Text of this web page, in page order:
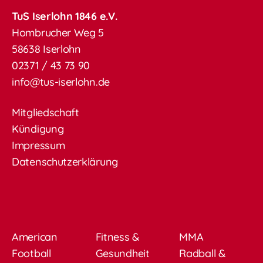
TuS Iserlohn 1846 e.V.
Hombrucher Weg 5
58638 Iserlohn
02371 / 43 73 90
info@tus-iserlohn.de
Mitgliedschaft
Kündigung
Impressum
Datenschutzerklärung
American
Football
Fitness &
Gesundheit
MMA
Radball &